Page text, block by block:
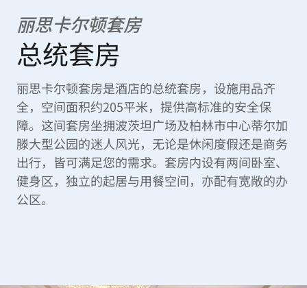
丽思卡尔顿套房
总统套房
丽思卡尔顿套房是酒店的总统套房，设施用品齐
全，空间面积约205平米，提供高标准的安全保
障。这间套房坐拥波茨坦广场及柏林市中心蒂尔加
滕大型公园的迷人风光，无论是休闲度假还是商务
出行，皆可满足您的需求。套房内设有两间卧室、
健身区，独立的起居与用餐空间，亦配有宽敞的办
公区。